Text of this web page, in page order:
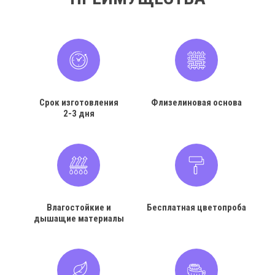
Срок изготовления
2-3 дня
Флизелиновая основа
Влагостойкие и
дышащие материалы
Бесплатная цветопроба